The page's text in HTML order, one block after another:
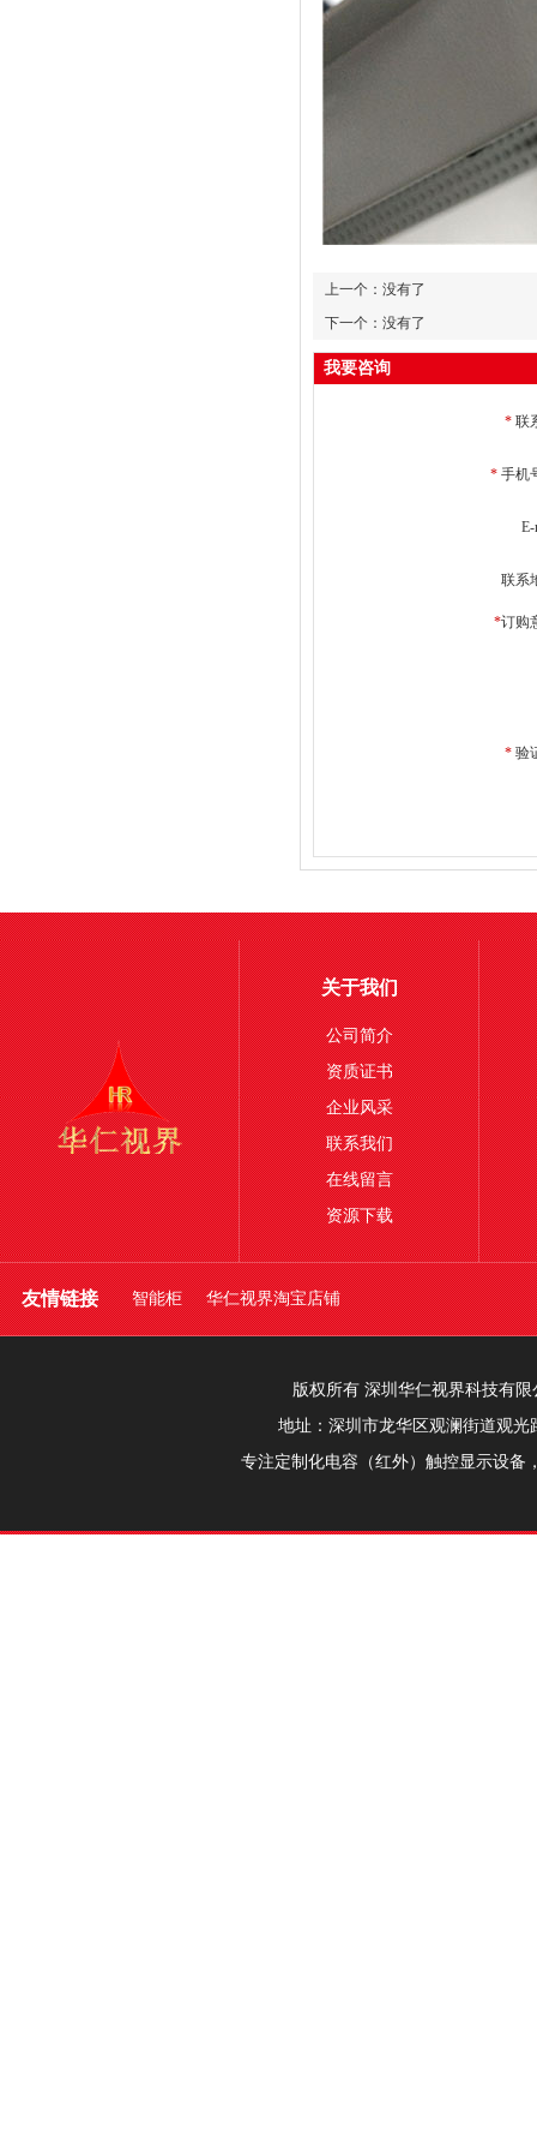
上一个：没有了
下一个：没有了
我要咨询
* 联
* 手机
联系
*订购
* 验
关于我们
公司简介
资质证书
企业风采
联系我们
在线留言
资源下载
友情链接 智能柜 华仁视界淘宝店铺
版权所有 深圳华仁视界科技有限
地址：深圳市龙华区观澜街道观光
专注定制化电容（红外）触控显示设